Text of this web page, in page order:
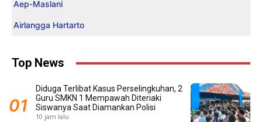
Aep-Maslani
Airlangga Hartarto
Top News
Diduga Terlibat Kasus Perselingkuhan, 2
Guru SMKN 1 Mempawah Diteriaki
Siswanya Saat Diamankan Polisi
10 jam lalu